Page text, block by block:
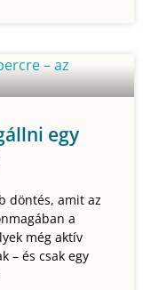
egy
döntés, amit az
a
még aktív
– és csak egy